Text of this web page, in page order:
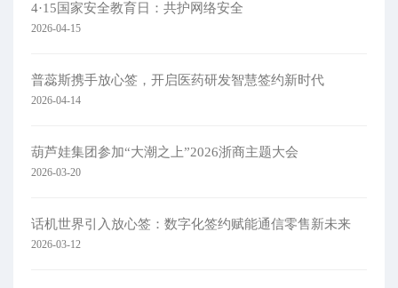
4·15国家安全教育日：共护网络安全​
2026-04-15
普蕊斯携手放心签，开启医药研发智慧签约新时代
2026-04-14
葫芦娃集团参加“大潮之上”2026浙商主题大会
2026-03-20
话机世界引入放心签：数字化签约赋能通信零售新未来
2026-03-12